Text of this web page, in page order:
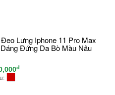
Lưng Iphone 11 Pro Max
Đứng Da Bò Màu Nâu
đ